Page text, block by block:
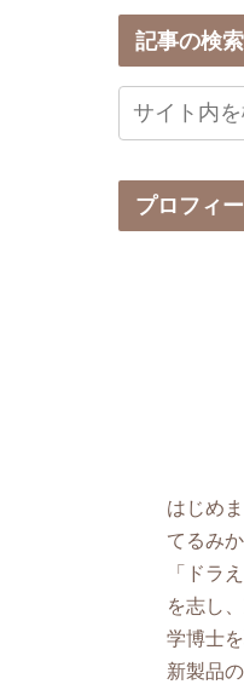
記事の検
プロフィ
はじめ
てるみ
「ドラ
を志し
学博士
新製品